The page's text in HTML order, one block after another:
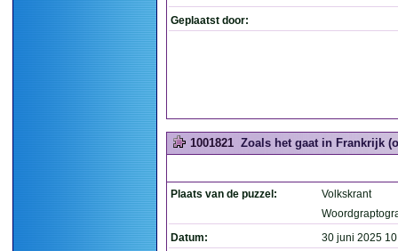
Geplaatst door:
1001821 Zoals het gaat in Frankrijk
Plaats van de puzzel:
Volkskrant
Datum:
30 juni 2025